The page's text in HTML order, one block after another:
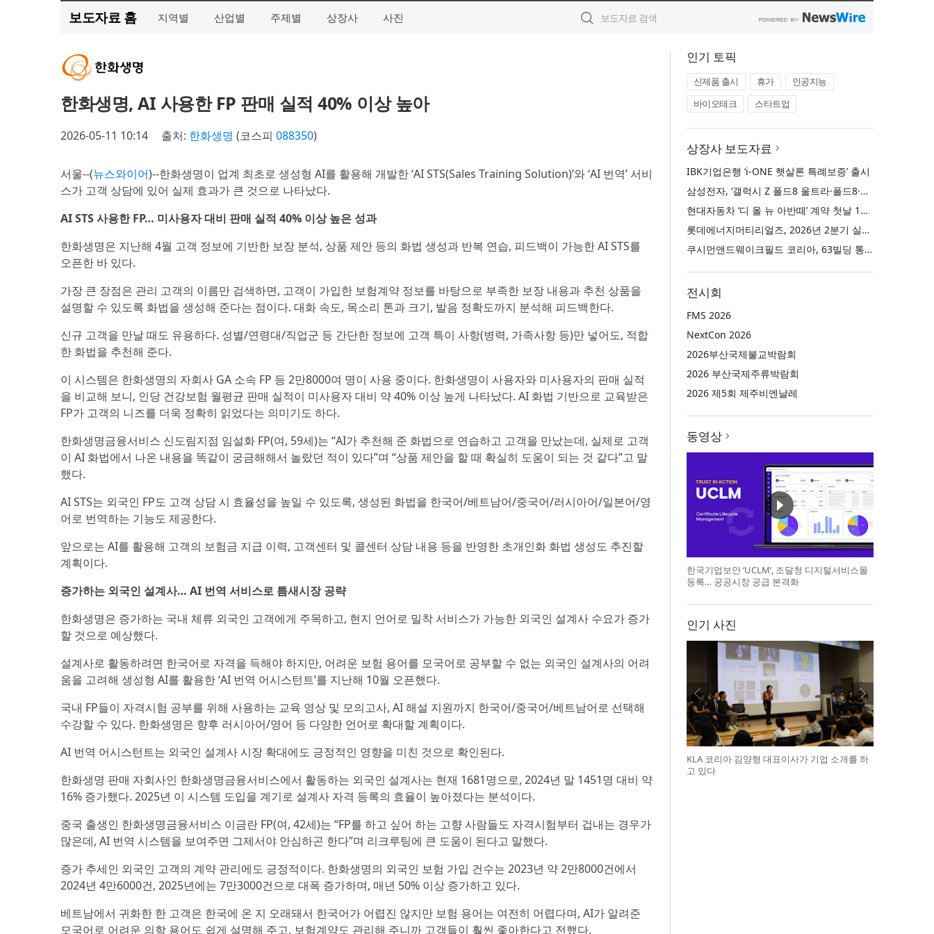
보도자료 홈 지역별 산업별 주제별 상장사 사진
한화생명, AI 사용한 FP 판매 실적 40% 이상 높아
2026-05-11 10:14 출처: 한화생명 (코스피 088350)
서울--(뉴스와이어)--한화생명이 업계 최초로 생성형 AI를 활용해 개발한 ‘AI STS(Sales Training Solution)’와 ‘AI 번역’ 서비
스가 고객 상담에 있어 실제 효과가 큰 것으로 나타났다.
AI STS 사용한 FP… 미사용자 대비 판매 실적 40% 이상 높은 성과
한화생명은 지난해 4월 고객 정보에 기반한 보장 분석, 상품 제안 등의 화법 생성과 반복 연습, 피드백이 가능한 AI STS를
오픈한 바 있다.
가장 큰 장점은 관리 고객의 이름만 검색하면, 고객이 가입한 보험계약 정보를 바탕으로 부족한 보장 내용과 추천 상품을
설명할 수 있도록 화법을 생성해 준다는 점이다. 대화 속도, 목소리 톤과 크기, 발음 정확도까지 분석해 피드백한다.
신규 고객을 만날 때도 유용하다. 성별/연령대/직업군 등 간단한 정보에 고객 특이 사항(병력, 가족사항 등)만 넣어도, 적합
한 화법을 추천해 준다.
이 시스템은 한화생명의 자회사 GA 소속 FP 등 2만8000여 명이 사용 중이다. 한화생명이 사용자와 미사용자의 판매 실적
을 비교해 보니, 인당 건강보험 월평균 판매 실적이 미사용자 대비 약 40% 이상 높게 나타났다. AI 화법 기반으로 교육받은
FP가 고객의 니즈를 더욱 정확히 읽었다는 의미기도 하다.
한화생명금융서비스 신도림지점 임설화 FP(여, 59세)는 “AI가 추천해 준 화법으로 연습하고 고객을 만났는데, 실제로 고객
이 AI 화법에서 나온 내용을 똑같이 궁금해해서 놀랐던 적이 있다”며 “상품 제안을 할 때 확실히 도움이 되는 것 같다”고 말
했다.
AI STS는 외국인 FP도 고객 상담 시 효율성을 높일 수 있도록, 생성된 화법을 한국어/베트남어/중국어/러시아어/일본어/영
어로 번역하는 기능도 제공한다.
앞으로는 AI를 활용해 고객의 보험금 지급 이력, 고객센터 및 콜센터 상담 내용 등을 반영한 초개인화 화법 생성도 추진할
계획이다.
증가하는 외국인 설계사… AI 번역 서비스로 틈새시장 공략
한화생명은 증가하는 국내 체류 외국인 고객에게 주목하고, 현지 언어로 밀착 서비스가 가능한 외국인 설계사 수요가 증가
할 것으로 예상했다.
설계사로 활동하려면 한국어로 자격을 득해야 하지만, 어려운 보험 용어를 모국어로 공부할 수 없는 외국인 설계사의 어려
움을 고려해 생성형 AI를 활용한 ‘AI 번역 어시스턴트’를 지난해 10월 오픈했다.
국내 FP들이 자격시험 공부를 위해 사용하는 교육 영상 및 모의고사, AI 해설 지원까지 한국어/중국어/베트남어로 선택해
수강할 수 있다. 한화생명은 향후 러시아어/영어 등 다양한 언어로 확대할 계획이다.
AI 번역 어시스턴트는 외국인 설계사 시장 확대에도 긍정적인 영향을 미친 것으로 확인된다.
한화생명 판매 자회사인 한화생명금융서비스에서 활동하는 외국인 설계사는 현재 1681명으로, 2024년 말 1451명 대비 약
16% 증가했다. 2025년 이 시스템 도입을 계기로 설계사 자격 등록의 효율이 높아졌다는 분석이다.
중국 출생인 한화생명금융서비스 이금란 FP(여, 42세)는 “FP를 하고 싶어 하는 고향 사람들도 자격시험부터 겁내는 경우가
많은데, AI 번역 시스템을 보여주면 그제서야 안심하곤 한다”며 리크루팅에 큰 도움이 된다고 말했다.
증가 추세인 외국인 고객의 계약 관리에도 긍정적이다. 한화생명의 외국인 보험 가입 건수는 2023년 약 2만8000건에서
2024년 4만6000건, 2025년에는 7만3000건으로 대폭 증가하며, 매년 50% 이상 증가하고 있다.
베트남에서 귀화한 한 고객은 한국에 온 지 오래돼서 한국어가 어렵진 않지만 보험 용어는 여전히 어렵다며, AI가 알려준
모국어로 어려운 의학 용어도 쉽게 설명해 주고, 보험계약도 관리해 주니까 고객들이 훨씬 좋아한다고 전했다.
인기 토픽
신제품 출시 휴가
인공지능
바이오테크
스타트업
상장사 보도자료
IBK기업은행 ‘i-ONE 햇살론 특례보증’ 출시
삼성전자, ‘갤럭시 Z 폴드8 울트라·폴드8·플립8’과 ‘갤럭시 워치 울트라2·워치9’ 국내 공식 출시
현대자동차 ‘디 올 뉴 아반떼’ 계약 첫날 1만 대 돌파
롯데에너지머티리얼즈, 2026년 2분기 실적 발표… 전분기 대비 매출 증대
쿠시먼앤드웨이크필드 코리아, 63빌딩 통합 MD·공간 전략 수립 과정과 구현 사례 소개
전시회
FMS 2026
NextCon 2026
2026부산국제불교박람회
2026 부산국제주류박람회
2026 제5회 제주비엔날레
동영상
한국기업보안 ‘UCLM’, 조달청 디지털서비스몰
등록… 공공시장 공급 본격화
인기 사진
KLA 코리아 김양형 대표이사가 기업 소개를 하
고 있다